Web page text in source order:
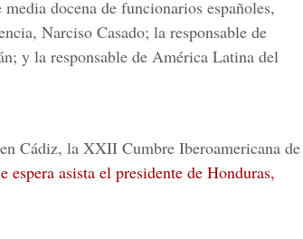
docena de funcionarios españoles,
Narciso Casado; la responsable de
y la responsable de América Latina del
Cádiz, la XXII Cumbre Iberoamericana de
espera asista el presidente de Honduras,